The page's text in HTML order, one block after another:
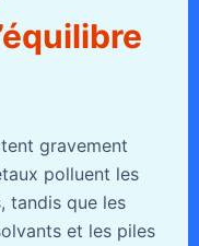
gravement
polluent les
tandis que les
et les piles